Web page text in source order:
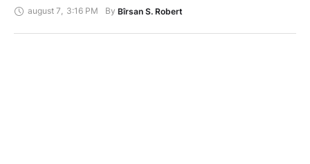
august 7, 3:16 PM By Bîrsan S. Robert